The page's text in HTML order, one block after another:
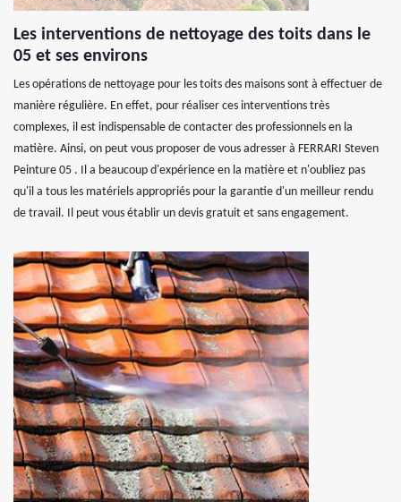
Les interventions de nettoyage des toits dans le
05 et ses environs
Les opérations de nettoyage pour les toits des maisons sont à effectuer de
manière régulière. En effet, pour réaliser ces interventions très
complexes, il est indispensable de contacter des professionnels en la
matière. Ainsi, on peut vous proposer de vous adresser à FERRARI Steven
Peinture 05 . Il a beaucoup d'expérience en la matière et n'oubliez pas
qu'il a tous les matériels appropriés pour la garantie d'un meilleur rendu
de travail. Il peut vous établir un devis gratuit et sans engagement.